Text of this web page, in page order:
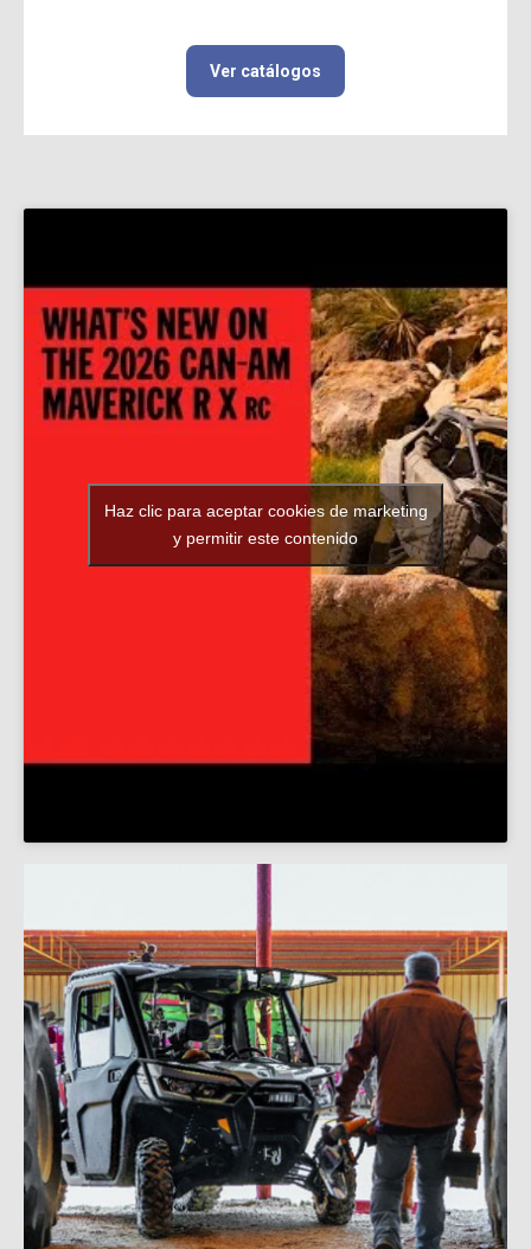
Ver catálogos
Haz clic para aceptar cookies de marketing
y permitir este contenido